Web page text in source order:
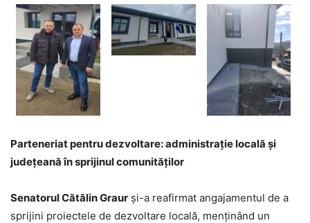
Parteneriat pentru dezvoltare: administrație locală și
județeană în sprijinul comunităților
Senatorul Cătălin Graur și-a reafirmat angajamentul de a
sprijini proiectele de dezvoltare locală, menținând un